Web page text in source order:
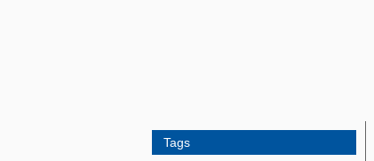
Tags